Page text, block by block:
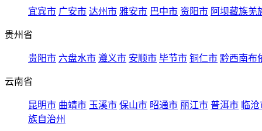
宜宾市 广安市 达州市 雅安市 巴中市 资阳市 阿坝藏族羌
贵州省
贵阳市 六盘水市 遵义市 安顺市 毕节市 铜仁市 黔西南布
云南省
昆明市 曲靖市 玉溪市 保山市 昭通市 丽江市 普洱市 临
族自治州